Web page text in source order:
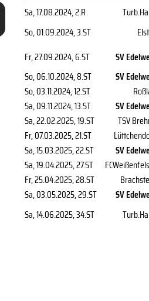
Sa, 17.08.2024, 2.R
So, 01.09.2024, 3.ST
Fr, 27.09.2024, 6.ST
SV
So, 06.10.2024, 8.ST
SV
So, 03.11.2024, 12.ST
Sa, 09.11.2024, 13.ST
SV
Sa, 22.02.2025, 19.ST
TSV
Fr, 07.03.2025, 21.ST
Sa, 15.03.2025, 22.ST
SV
Sa, 19.04.2025, 27.ST
Fr, 25.04.2025, 28.ST
Sa, 03.05.2025, 29.ST
SV
Sa, 14.06.2025, 34.ST